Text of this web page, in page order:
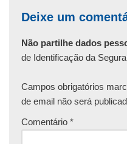
Deixe um
Não partilhe dados
de Identificação da
Campos obrigatórios
de email não será
Comentário *